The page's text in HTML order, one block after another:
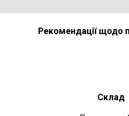
Рекомендації щодо
Склад